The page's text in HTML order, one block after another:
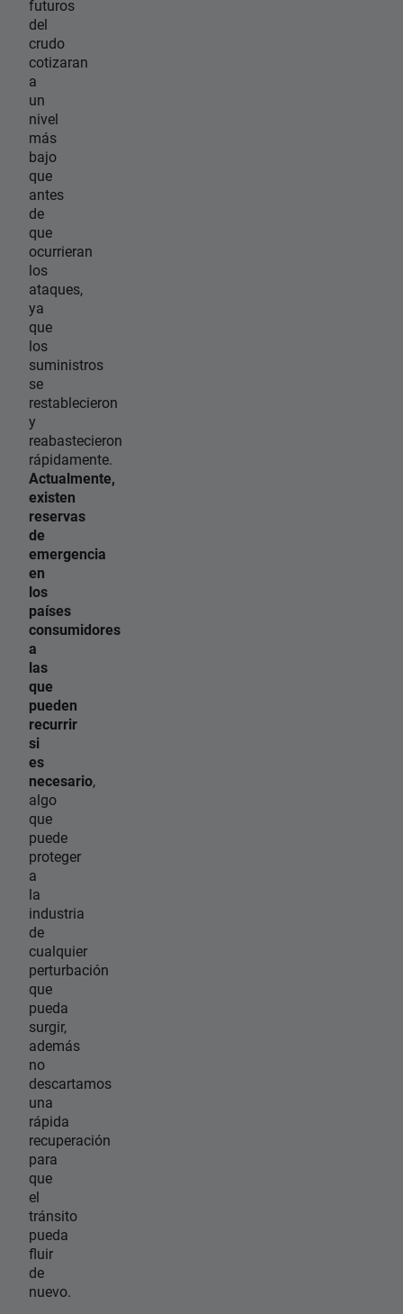
futuros
del
crudo
cotizaran
a
un
nivel
más
bajo
que
antes
de
que
ocurrieran
los
ataques,
ya
que
los
suministros
se
restablecieron
y
reabastecieron
rápidamente.
Actualmente,
existen
reservas
de
emergencia
en
los
países
consumidores
a
las
que
pueden
recurrir
si
es
necesario,
algo
que
puede
proteger
a
la
industria
de
cualquier
perturbación
que
pueda
surgir,
además
no
descartamos
una
rápida
recuperación
para
que
el
tránsito
pueda
fluir
de
nuevo.